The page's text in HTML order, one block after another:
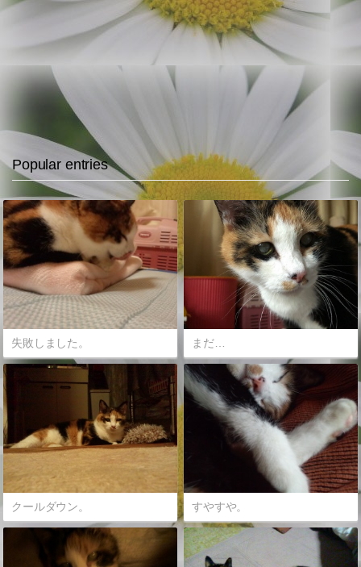
Popular entries
失敗しました。 まだ…
クールダウン。 すやすや。